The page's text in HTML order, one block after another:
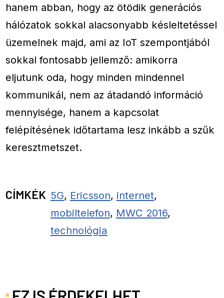
hanem abban, hogy az ötödik generációs
hálózatok sokkal alacsonyabb késleltetéssel
üzemelnek majd, ami az IoT szempontjából
sokkal fontosabb jellemző: amikorra
eljutunk oda, hogy minden mindennel
kommunikál, nem az átadandó információ
mennyisége, hanem a kapcsolat
felépítésének időtartama lesz inkább a szűk
keresztmetszet.
CÍMKÉK 5G, Ericsson, internet,
mobiltelefon, MWC 2016,
technológia